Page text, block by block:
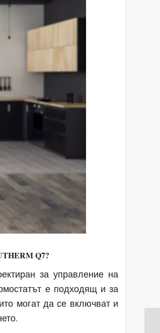
Q7?
за управление на
е подходящ и за
могат да се включват и